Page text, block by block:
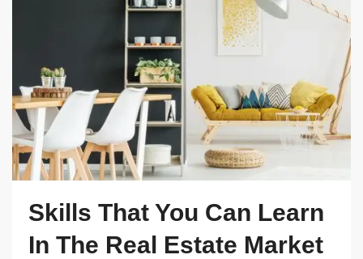
Skills That You Can Learn
In The Real Estate Market